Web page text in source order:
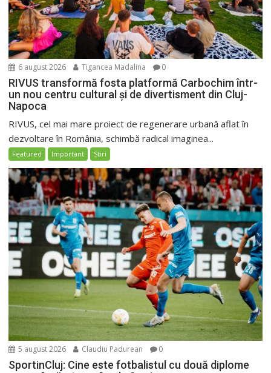
6 august 2026 Tigancea Madalina 0
RIVUS transformă fosta platformă Carbochim într-
un nou centru cultural și de divertisment din Cluj-
Napoca
RIVUS, cel mai mare proiect de regenerare urbană aflat în
dezvoltare în România, schimbă radical imaginea...
Featured Important Stiri
5 august 2026 Claudiu Padurean 0
SportinCluj: Cine este fotbalistul cu două diplome